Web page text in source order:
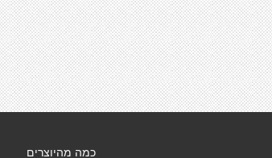
כמה מהיוצרים